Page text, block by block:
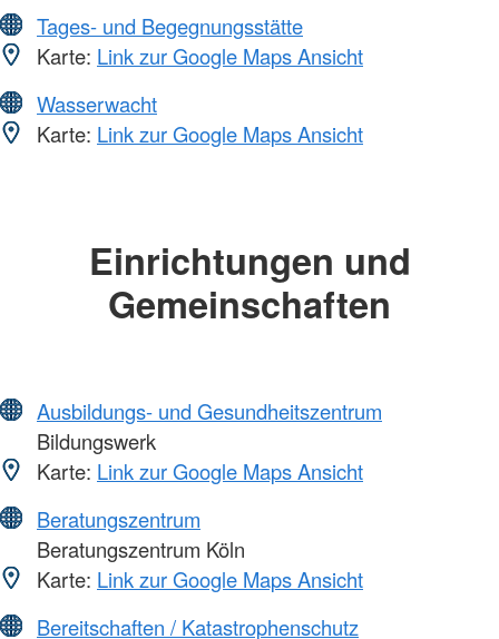
Tages- und Begegnungsstätte
Karte: Link zur Google Maps Ansicht
Wasserwacht
Karte: Link zur Google Maps Ansicht
Einrichtungen und
Gemeinschaften
Ausbildungs- und Gesundheitszentrum
Bildungswerk
Karte: Link zur Google Maps Ansicht
Beratungszentrum
Beratungszentrum Köln
Karte: Link zur Google Maps Ansicht
Bereitschaften / Katastrophenschutz